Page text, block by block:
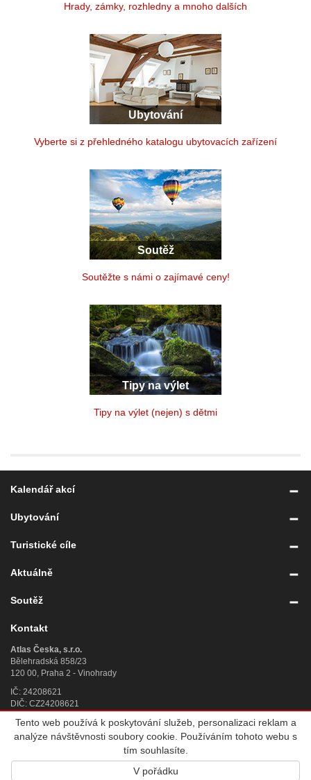
Hrady, zámky, rozhledny a mnoho dalších
Ubytování
Vyberte si z přehledného katalogu ubytovacích zařízení
Soutěž
Soutěžte s námi o zajímavé ceny!
Tipy na výlet
Tipy na výlet (nejen) s dětmi
Kalendář akcí
Ubytování
Turistické cíle
Aktuálně
Soutěž
Kontakt
Atlas Česka, s.r.o.
Bělehradská 858/23
120 00, Praha 2 - Vinohrady
IČ: 24208621
DIČ: CZ24208621
Úplný kontakt »
Atlas Česka, s.r.o., IČ 242 08 621, se sídlem Praha 2,
Bělehradská 858/23, PSČ 120 00, sp. zn. C 188784 vedená u Městského
soudu v Praze. Všechna práva vyhrazena. Vyrobila a provozuje
Tento web používá k poskytování služeb, personalizaci reklam a
analýze návštěvnosti soubory cookie. Používáním tohoto webu s
tím souhlasíte.
V pořádku